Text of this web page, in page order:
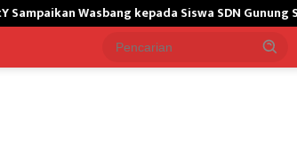
Wasbang kepada Siswa SDN Gunung Susu